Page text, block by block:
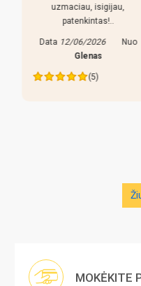
uzmaciau, isigijau,
patenkintas!..
Data 12/06/2026
Nuo
Glenas
(5)
MOKĖKITE